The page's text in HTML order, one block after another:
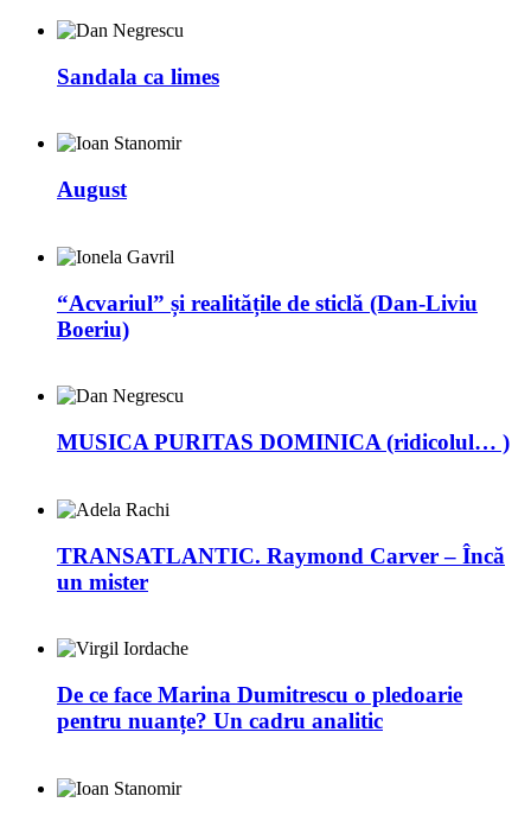
Sandala ca limes
August
“Acvariul” și realitățile de sticlă (Dan-Liviu
Boeriu)
MUSICA PURITAS DOMINICA (ridicolul… )
TRANSATLANTIC. Raymond Carver – Încă
un mister
De ce face Marina Dumitrescu o pledoarie
pentru nuanțe? Un cadru analitic